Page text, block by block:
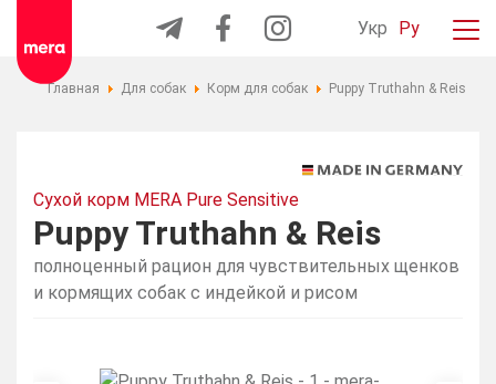
Укр Ру
Главная Для собак Корм для собак Puppy Truthahn & Reis
Сухой корм MERA Pure Sensitive
Puppy Truthahn & Reis
полноценный рацион для чувствительных щенков
и кормящих собак с индейкой и рисом